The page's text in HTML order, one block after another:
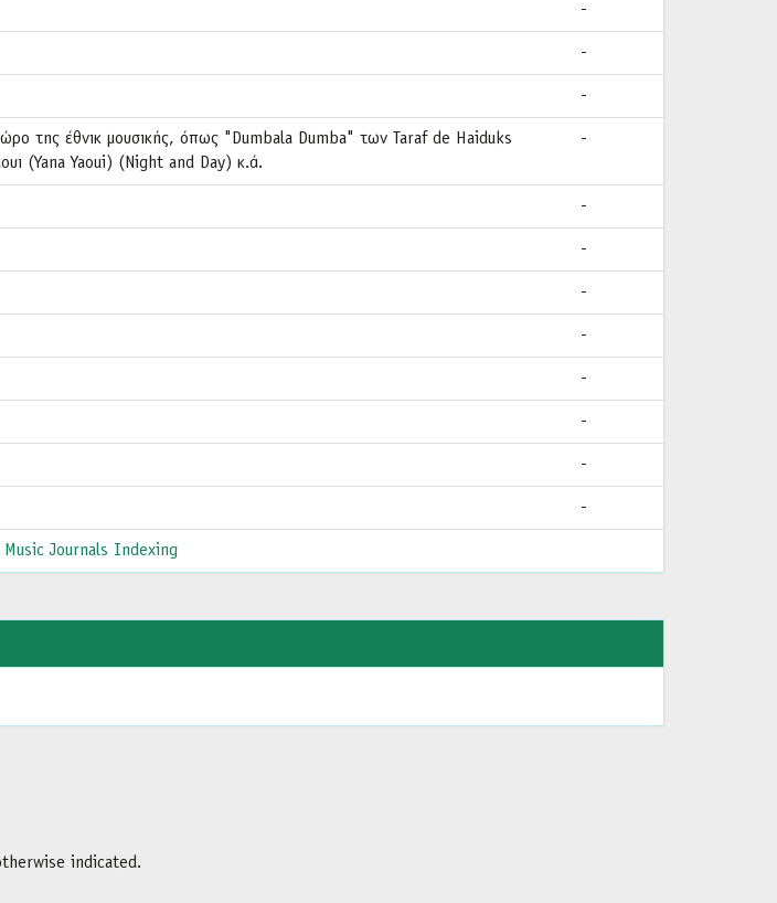
-
-
-
της έθνικ μουσικής, όπως "Dumbala Dumba" των Taraf de Haiduks
(Yana Yaoui) (Night and Day) κ.ά.
-
-
-
-
-
-
-
-
-
Music Journals Indexing
indicated.